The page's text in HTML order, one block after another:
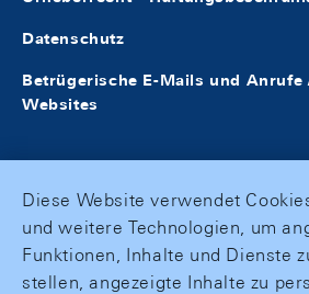
Datenschutz
Betrügerische E-Mails und Anrufe
Websites
Diese Website verwendet
und weitere Technologien, um
Funktionen, Inhalte und Dienste
stellen, angezeigte Inhalte zu